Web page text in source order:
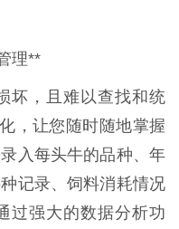
理**
坏，且难以查找和统
，让您随时随地掌握
入每头牛的品种、年
记录、饲料消耗情况
过强大的数据分析功